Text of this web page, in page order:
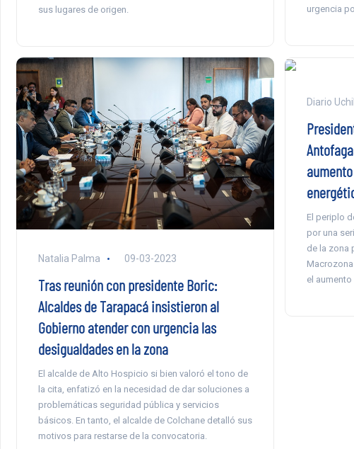
sus lugares de origen.
urgencia
Natalia Palma 09-03-2023
Tras reunión con presidente Boric:
Alcaldes de Tarapacá insistieron al
Gobierno atender con urgencia las
desigualdades en la zona
El alcalde de Alto Hospicio si bien valoró el tono de
la cita, enfatizó en la necesidad de dar soluciones a
problemáticas seguridad pública y servicios
básicos. En tanto, el alcalde de Colchane detalló sus
motivos para restarse de la convocatoria.
Diario
El periplo
por una
de la zona
el aumento